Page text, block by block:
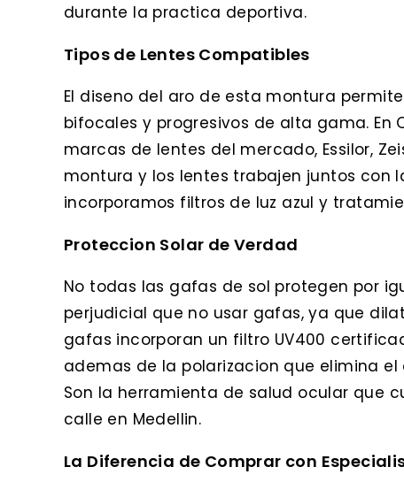
durante la practica deportiva.
Tipos de Lentes Compatibles
El diseno del aro de esta montura
bifocales y progresivos de alta gama.
marcas de lentes del mercado, Essilor,
montura y los lentes trabajen juntos con
incorporamos filtros de luz azul y
Proteccion Solar de Verdad
No todas las gafas de sol protegen por
perjudicial que no usar gafas, ya que
gafas incorporan un filtro UV400
ademas de la polarizacion que elimina
Son la herramienta de salud ocular que
calle en Medellin.
La Diferencia de Comprar con